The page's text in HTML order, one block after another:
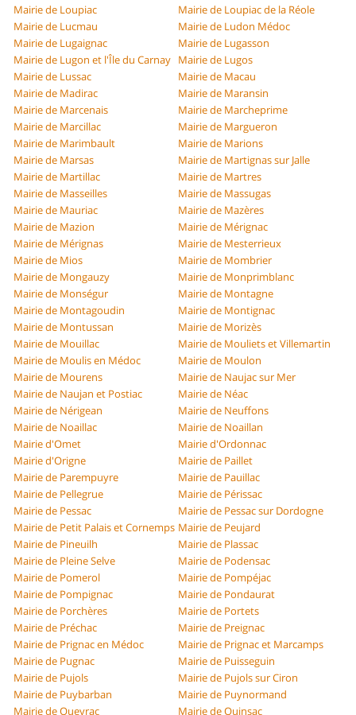
Mairie de Loupiac
Mairie de Loupiac de la Réole
Mairie de Lucmau
Mairie de Ludon Médoc
Mairie de Lugaignac
Mairie de Lugasson
Mairie de Lugon et l'Île du Carnay Mairie de Lugos
Mairie de Lussac
Mairie de Macau
Mairie de Madirac
Mairie de Maransin
Mairie de Marcenais
Mairie de Marcheprime
Mairie de Marcillac
Mairie de Margueron
Mairie de Marimbault
Mairie de Marions
Mairie de Marsas
Mairie de Martignas sur Jalle
Mairie de Martillac
Mairie de Martres
Mairie de Masseilles
Mairie de Massugas
Mairie de Mauriac
Mairie de Mazères
Mairie de Mazion
Mairie de Mérignac
Mairie de Mérignas
Mairie de Mesterrieux
Mairie de Mios
Mairie de Mombrier
Mairie de Mongauzy
Mairie de Monprimblanc
Mairie de Monségur
Mairie de Montagne
Mairie de Montagoudin
Mairie de Montignac
Mairie de Montussan
Mairie de Morizès
Mairie de Mouillac
Mairie de Mouliets et Villemartin
Mairie de Moulis en Médoc
Mairie de Moulon
Mairie de Mourens
Mairie de Naujac sur Mer
Mairie de Naujan et Postiac
Mairie de Néac
Mairie de Nérigean
Mairie de Neuffons
Mairie de Noaillac
Mairie de Noaillan
Mairie d'Omet
Mairie d'Ordonnac
Mairie d'Origne
Mairie de Paillet
Mairie de Parempuyre
Mairie de Pauillac
Mairie de Pellegrue
Mairie de Périssac
Mairie de Pessac
Mairie de Pessac sur Dordogne
Mairie de Petit Palais et Cornemps Mairie de Peujard
Mairie de Pineuilh
Mairie de Plassac
Mairie de Pleine Selve
Mairie de Podensac
Mairie de Pomerol
Mairie de Pompéjac
Mairie de Pompignac
Mairie de Pondaurat
Mairie de Porchères
Mairie de Portets
Mairie de Préchac
Mairie de Preignac
Mairie de Prignac en Médoc
Mairie de Prignac et Marcamps
Mairie de Pugnac
Mairie de Puisseguin
Mairie de Pujols
Mairie de Pujols sur Ciron
Mairie de Puybarban
Mairie de Puynormand
Mairie de Queyrac
Mairie de Quinsac